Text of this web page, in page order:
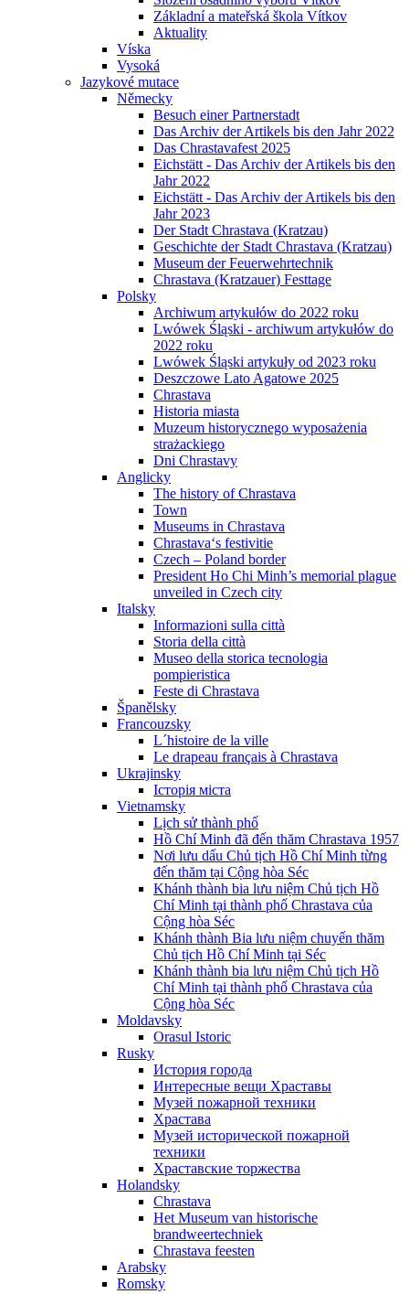
Základní a mateřská škola Vítkov
Aktuality
Víska
Vysoká
Jazykové mutace
Německy
Besuch einer Partnerstadt
Das Archiv der Artikels bis den Jahr 2022
Das Chrastavafest 2025
Eichstätt - Das Archiv der Artikels bis den
Jahr 2022
Eichstätt - Das Archiv der Artikels bis den
Jahr 2023
Der Stadt Chrastava (Kratzau)
Geschichte der Stadt Chrastava (Kratzau)
Museum der Feuerwehrtechnik
Chrastava (Kratzauer) Festtage
Polsky
Archiwum artykułów do 2022 roku
Lwówek Śląski - archiwum artykułów do
2022 roku
Lwówek Śląski artykuły od 2023 roku
Deszczowe Lato Agatowe 2025
Chrastava
Historia miasta
Muzeum historycznego wyposażenia
strażackiego
Dni Chrastavy
Anglicky
The history of Chrastava
Town
Museums in Chrastava
Chrastava‘s festivitie
Czech – Poland border
President Ho Chi Minh’s memorial plague
unveiled in Czech city
Italsky
Informazioni sulla città
Storia della città
Museo della storica tecnologia
pompieristica
Feste di Chrastava
Španělsky
Francouzsky
L´histoire de la ville
Le drapeau français à Chrastava
Ukrajinsky
Історія міста
Vietnamsky
Lịch sử thành phố
Hồ Chí Minh đã đến thăm Chrastava 1957
Nơi lưu dấu Chủ tịch Hồ Chí Minh từng
đến thăm tại Cộng hòa Séc
Khánh thành bia lưu niệm Chủ tịch Hồ
Chí Minh tại thành phố Chrastava của
Cộng hòa Séc
Khánh thành Bia lưu niệm chuyến thăm
Chủ tịch Hồ Chí Minh tại Séc
Khánh thành bia lưu niệm Chủ tịch Hồ
Chí Minh tại thành phố Chrastava của
Cộng hòa Séc
Moldavsky
Orasul Istoric
Rusky
История города
Интересные вещи Храставы
Музей пожарной техники
Храстава
Музей исторической пожарной
техники
Храставские торжества
Holandsky
Chrastava
Het Museum van historische
brandweertechniek
Chrastava feesten
Arabsky
Romsky